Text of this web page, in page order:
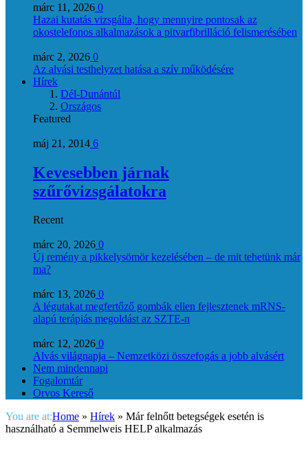
márc 11, 2026 0
Hazai kutatás vizsgálta, hogy mennyire pontosak az
okostelefonos alkalmazások a pitvarfibrilláció felismerésében
márc 2, 2026 0
Az alvási testhelyzet hatása a szív működésére
Hírek
Dél-Dunántúl
Országos
Featured
máj 21, 2014 6
Kevesebben járnak
szűrővizsgálatokra
Recent
márc 20, 2026 0
Új remény a pikkelysömör kezelésében – de mit tehetünk már
ma?
márc 13, 2026 0
A légutakat megfertőző gombák ellen fejlesztenek mRNS-
alapú terápiás megoldást az SZTE-n
márc 12, 2026 0
Alvás világnapja – Nemzetközi összefogás a jobb alvásért
Nem mindennapi
Fogalomtár
Orvos Kereső
You are at:Home » Hírek » Már felnőtt betegségek esetén is
használható a Semmelweis HELP alkalmazás